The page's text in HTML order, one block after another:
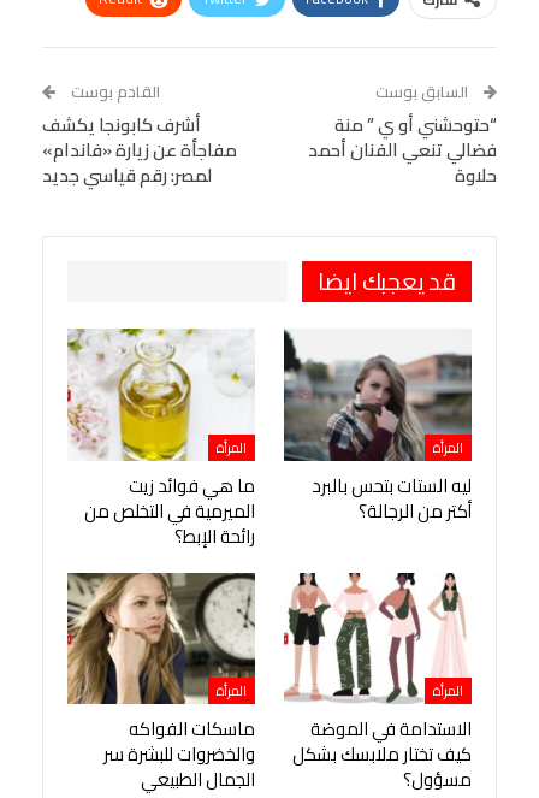
Tumblr
البريد الإلكتروني
VK
Digg
LINE
BlackBerry
Viber
السابق بوست
“حتوحشني أو ي ” منة
فضالي تنعي الفنان أحمد
حلاوة
القادم بوست
أشرف كابونجا يكشف
مفاجأة عن زيارة «فاندام»
لمصر: رقم قياسي جديد
قد يعجبك ايضا
المرأة
ليه الستات بتحس بالبرد
أكتر من الرجالة؟
المرأة
ما هي فوائد زيت
الميرمية في التخلص من
رائحة الإبط؟
المرأة
الاستدامة في الموضة
كيف تختار ملابسك بشكل
مسؤول؟
المرأة
ماسكات الفواكه
والخضروات للبشرة سر
الجمال الطبيعي